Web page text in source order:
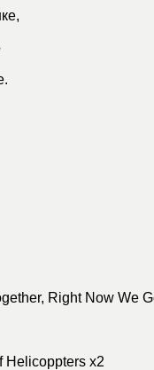
Right Now We
Helicoppters x2